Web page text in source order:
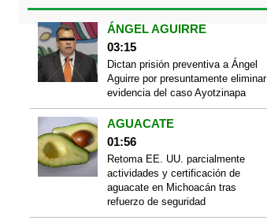
ÁNGEL AGUIRRE
03:15
Dictan prisión preventiva a Ángel
Aguirre por presuntamente eliminar
evidencia del caso Ayotzinapa
AGUACATE
01:56
Retoma EE. UU. parcialmente
actividades y certificación de
aguacate en Michoacán tras
refuerzo de seguridad